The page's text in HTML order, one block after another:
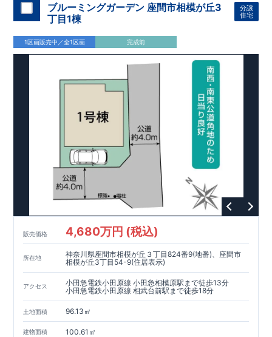
ブルーミングガーデン 座間市相模が丘3
丁目1棟
分譲
住宅
1区画販売中／全1区画 完成前
販売価格 4,680万円 (税込)
所在地
神奈川県座間市相模が丘３丁目824番9(地番)、座間市
相模が丘3丁目54-9(住居表示)
アクセス
小田急電鉄小田原線 小田急相模原駅まで徒歩13分
小田急電鉄小田原線 相武台前駅まで徒歩18分
土地面積 96.13㎡
建物面積 100.61㎡